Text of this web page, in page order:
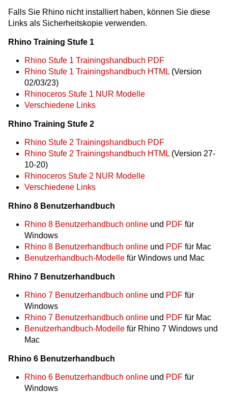
Falls Sie Rhino nicht installiert haben, können Sie diese
Links als Sicherheitskopie verwenden.
Rhino Training Stufe 1
Rhino Stufe 1 Trainingshandbuch PDF
Rhino Stufe 1 Trainingshandbuch HTML (Version
02/03/23)
Rhinoceros Stufe 1 NUR Modelle
Verschiedene Links
Rhino Training Stufe 2
Rhino Stufe 2 Trainingshandbuch PDF
Rhino Stufe 2 Trainingshandbuch HTML (Version 27-
10-20)
Rhinoceros Stufe 2 NUR Modelle
Verschiedene Links
Rhino 8 Benutzerhandbuch
Rhino 8 Benutzerhandbuch online und PDF für
Windows
Rhino 8 Benutzerhandbuch online und PDF für Mac
Benutzerhandbuch-Modelle für Windows und Mac
Rhino 7 Benutzerhandbuch
Rhino 7 Benutzerhandbuch online und PDF für
Windows
Rhino 7 Benutzerhandbuch online und PDF für Mac
Benutzerhandbuch-Modelle für Rhino 7 Windows und
Mac
Rhino 6 Benutzerhandbuch
Rhino 6 Benutzerhandbuch online und PDF für
Windows